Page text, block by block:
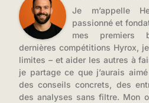
Je m’appelle
passionné et
mes premiers
dernières compétitions Hyrox,
limites – et aider les autres à
je partage ce que j’aurais
des conseils concrets, des
des analyses sans filtre. Mon